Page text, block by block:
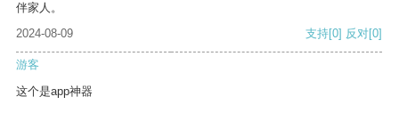
伴家人。
2024-08-09
支持[0] 反对[0]
游客
这个是app神器